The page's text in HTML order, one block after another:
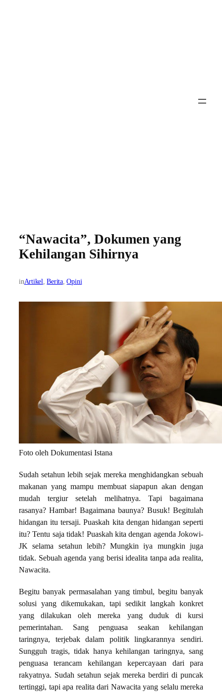
“Nawacita”, Dokumen yang
Kehilangan Sihirnya
inArtikel, Berita, Opini
Foto oleh Dokumentasi Istana
Sudah setahun lebih sejak mereka menghidangkan sebuah
makanan yang mampu membuat siapapun akan dengan
mudah tergiur setelah melihatnya. Tapi bagaimana
rasanya? Hambar! Bagaimana baunya? Busuk! Begitulah
hidangan itu tersaji. Puaskah kita dengan hidangan seperti
itu? Tentu saja tidak! Puaskah kita dengan agenda Jokowi-
JK selama setahun lebih? Mungkin iya mungkin juga
tidak. Sebuah agenda yang berisi idealita tanpa ada realita,
Nawacita.
Begitu banyak permasalahan yang timbul, begitu banyak
solusi yang dikemukakan, tapi sedikit langkah konkret
yang dilakukan oleh mereka yang duduk di kursi
pemerintahan. Sang penguasa seakan kehilangan
taringnya, terjebak dalam politik lingkarannya sendiri.
Sungguh tragis, tidak hanya kehilangan taringnya, sang
penguasa terancam kehilangan kepercayaan dari para
rakyatnya. Sudah setahun sejak mereka berdiri di puncak
tertinggi, tapi apa realita dari Nawacita yang selalu mereka